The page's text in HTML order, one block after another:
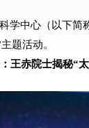
学中心（以下简
题活动。
王赤院士揭秘“